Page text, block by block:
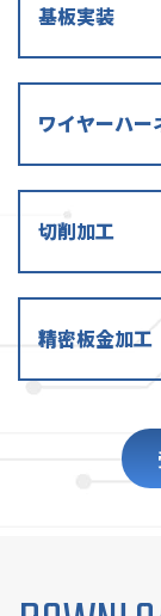
基板実装
ワイヤーハー
切削加工
精密板金加工